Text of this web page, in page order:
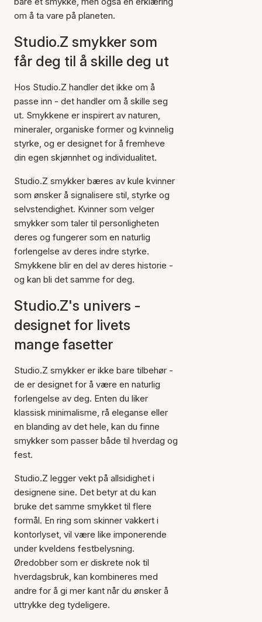
om å ta vare på planeten.
Studio.Z smykker som
får deg til å skille deg ut
Hos Studio.Z handler det ikke om å
passe inn - det handler om å skille seg
ut. Smykkene er inspirert av naturen,
mineraler, organiske former og kvinnelig
styrke, og er designet for å fremheve
din egen skjønnhet og individualitet.
Studio.Z smykker bæres av kule kvinner
som ønsker å signalisere stil, styrke og
selvstendighet. Kvinner som velger
smykker som taler til personligheten
deres og fungerer som en naturlig
forlengelse av deres indre styrke.
Smykkene blir en del av deres historie -
og kan bli det samme for deg.
Studio.Z's univers -
designet for livets
mange fasetter
Studio.Z smykker er ikke bare tilbehør -
de er designet for å være en naturlig
forlengelse av deg. Enten du liker
klassisk minimalisme, rå eleganse eller
en blanding av det hele, kan du finne
smykker som passer både til hverdag og
fest.
Studio.Z legger vekt på allsidighet i
designene sine. Det betyr at du kan
bruke det samme smykket til flere
formål. En ring som skinner vakkert i
kontorlyset, vil være like imponerende
under kveldens festbelysning.
Øredobber som er diskrete nok til
hverdagsbruk, kan kombineres med
andre for å gi mer kant når du ønsker å
uttrykke deg tydeligere.